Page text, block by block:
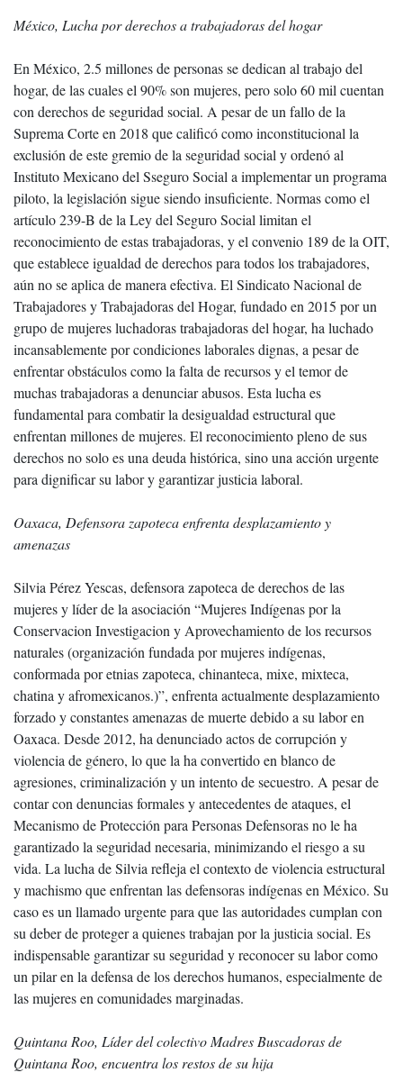
México, Lucha por derechos a trabajadoras del hogar
En México, 2.5 millones de personas se dedican al trabajo del
hogar, de las cuales el 90% son mujeres, pero solo 60 mil cuentan
con derechos de seguridad social. A pesar de un fallo de la
Suprema Corte en 2018 que calificó como inconstitucional la
exclusión de este gremio de la seguridad social y ordenó al
Instituto Mexicano del Sseguro Social a implementar un programa
piloto, la legislación sigue siendo insuficiente. Normas como el
artículo 239-B de la Ley del Seguro Social limitan el
reconocimiento de estas trabajadoras, y el convenio 189 de la OIT,
que establece igualdad de derechos para todos los trabajadores,
aún no se aplica de manera efectiva. El Sindicato Nacional de
Trabajadores y Trabajadoras del Hogar, fundado en 2015 por un
grupo de mujeres luchadoras trabajadoras del hogar, ha luchado
incansablemente por condiciones laborales dignas, a pesar de
enfrentar obstáculos como la falta de recursos y el temor de
muchas trabajadoras a denunciar abusos. Esta lucha es
fundamental para combatir la desigualdad estructural que
enfrentan millones de mujeres. El reconocimiento pleno de sus
derechos no solo es una deuda histórica, sino una acción urgente
para dignificar su labor y garantizar justicia laboral.
Oaxaca, Defensora zapoteca enfrenta desplazamiento y
amenazas
Silvia Pérez Yescas, defensora zapoteca de derechos de las
mujeres y líder de la asociación “Mujeres Indígenas por la
Conservacion Investigacion y Aprovechamiento de los recursos
naturales (organización fundada por mujeres indígenas,
conformada por etnias zapoteca, chinanteca, mixe, mixteca,
chatina y afromexicanos.)”, enfrenta actualmente desplazamiento
forzado y constantes amenazas de muerte debido a su labor en
Oaxaca. Desde 2012, ha denunciado actos de corrupción y
violencia de género, lo que la ha convertido en blanco de
agresiones, criminalización y un intento de secuestro. A pesar de
contar con denuncias formales y antecedentes de ataques, el
Mecanismo de Protección para Personas Defensoras no le ha
garantizado la seguridad necesaria, minimizando el riesgo a su
vida. La lucha de Silvia refleja el contexto de violencia estructural
y machismo que enfrentan las defensoras indígenas en México. Su
caso es un llamado urgente para que las autoridades cumplan con
su deber de proteger a quienes trabajan por la justicia social. Es
indispensable garantizar su seguridad y reconocer su labor como
un pilar en la defensa de los derechos humanos, especialmente de
las mujeres en comunidades marginadas.
Quintana Roo, Líder del colectivo Madres Buscadoras de
Quintana Roo, encuentra los restos de su hija